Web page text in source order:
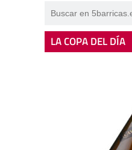
LA COPA DEL DÍA